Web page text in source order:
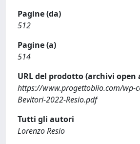
Pagine (da)
512
Pagine (a)
514
URL del prodotto (archivi
https://www.progettoblio.com/wp-
Bevitori-2022-Resio.pdf
Tutti gli autori
Lorenzo Resio